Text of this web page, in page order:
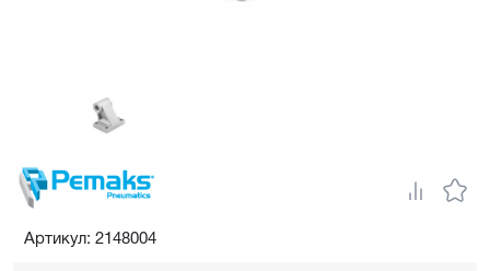
Артикул: 2148004